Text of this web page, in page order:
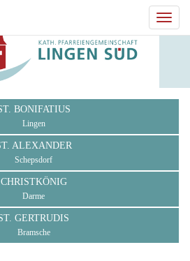
BONIFATIUS
Lingen
ALEXANDER
Schepsdorf
CHRISTKÖNIG
Darme
GERTRUDIS
Bramsche